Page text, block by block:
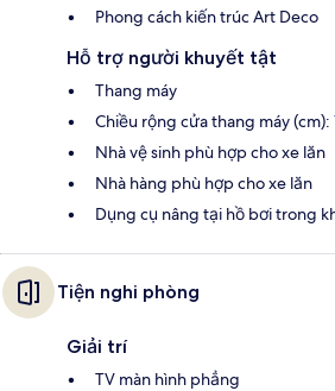
Phong cách kiến trúc Art Deco
Hỗ trợ người khuyết tật
Thang máy
Chiều rộng cửa thang máy (cm):
Nhà vệ sinh phù hợp cho xe lăn
Nhà hàng phù hợp cho xe lăn
Dụng cụ nâng tại hồ bơi trong
Tiện nghi phòng
Giải trí
TV màn hình phẳng